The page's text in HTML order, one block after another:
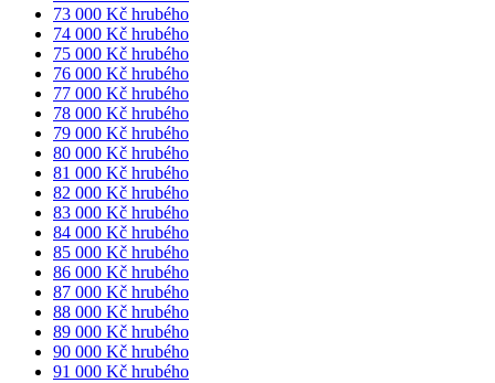
73 000 Kč hrubého
74 000 Kč hrubého
75 000 Kč hrubého
76 000 Kč hrubého
77 000 Kč hrubého
78 000 Kč hrubého
79 000 Kč hrubého
80 000 Kč hrubého
81 000 Kč hrubého
82 000 Kč hrubého
83 000 Kč hrubého
84 000 Kč hrubého
85 000 Kč hrubého
86 000 Kč hrubého
87 000 Kč hrubého
88 000 Kč hrubého
89 000 Kč hrubého
90 000 Kč hrubého
91 000 Kč hrubého